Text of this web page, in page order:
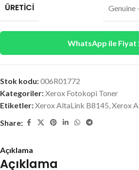
ÜRETICI Genuine
WhatsApp ile Fiyat
Stok kodu:006R01772
Kategoriler:Xerox Fotokopi Toner
Etiketler:Xerox AltaLink B8145,Xerox
Share:
Açıklama
Açıklama